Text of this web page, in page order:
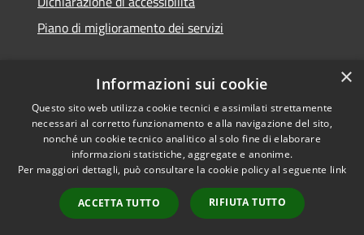
Piano di miglioramento dei servizi
RSS
Accessibilità
Privacy
Cookie
Mappa del sito
Webmail
Copyright © 2026 • Comune di
Treviglio • Powered by
Municipium•Accesso
redazione
×
Informazioni sui cookie
Questo sito web utilizza cookie tecnici e assimilati strettamente
necessari al corretto funzionamento e alla navigazione del sito,
nonché un cookie tecnico analitico al solo fine di elaborare
informazioni statistiche, aggregate e anonime.
Per maggiori dettagli, può consultare la cookie policy al seguente link
ACCETTA TUTTO RIFIUTA TUTTO